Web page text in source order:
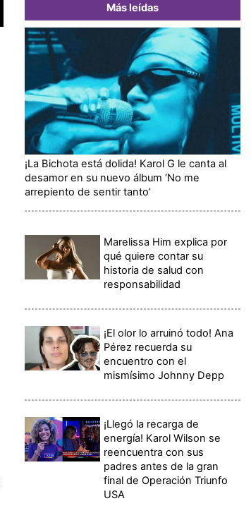
Más leídas
¡La Bichota está dolida! Karol G le canta al
desamor en su nuevo álbum ‘No me
arrepiento de sentir tanto’
Marelissa Him explica por
qué quiere contar su
historia de salud con
responsabilidad
¡El olor lo arruinó todo! Ana
Pérez recuerda su
encuentro con el
mismísimo Johnny Depp
¡Llegó la recarga de
energía! Karol Wilson se
reencuentra con sus
padres antes de la gran
final de Operación Triunfo
USA